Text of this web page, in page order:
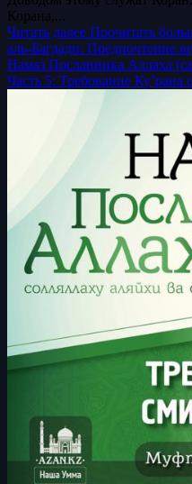
Корана,...
Читать далее Прочитать
аль-Багдади: Предпочтение
Намаз Посланника Аллаха
Часть 5: Требование Ку’рана